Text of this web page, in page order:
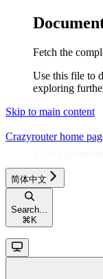
Fetch the
Use this file to
exploring
Skip to main content
Crazyrouterhome
简体中文
Search...
⌘ K